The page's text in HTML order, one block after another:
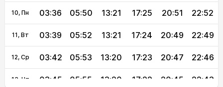
10, Пн 03:36 05:50 13:21 17:25 20:51 22:52
11, Вт 03:39 05:52 13:21 17:24 20:49 22:49
12, Ср 03:42 05:53 13:20 17:23 20:47 22:46
13, Чт 03:45 05:55 13:20 17:22 20:45 22:43